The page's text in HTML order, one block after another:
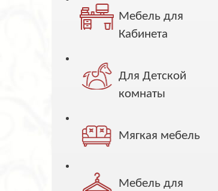
Мебель для
Кабинета
Для Детской
комнаты
Мягкая мебель
Мебель для